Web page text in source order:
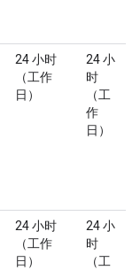
24 小时
（工作
日）
24 小
时
（工
作
日）
24 小时
（工作
日）
24 小
时
（工